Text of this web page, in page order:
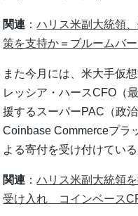
関連 ：ハリス米副大統領
策を支持か＝ブルームバ
また今月には、米大手仮
レッシア・ハースCFO（
援するスーパーPAC（政
Coinbase Commerceプラ
よる寄付を受け付けてい
関連 ：ハリス米副大統領
受け入れ コインベース